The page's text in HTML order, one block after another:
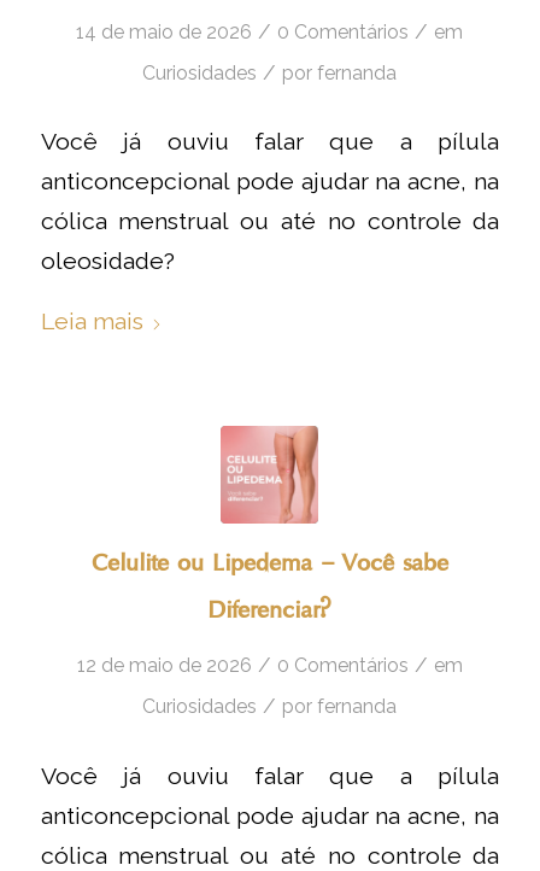
14 de maio de 2026 / 0 Comentários / em
Curiosidades / porfernanda
Você já ouviu falar que a pílula
anticoncepcional pode ajudar na acne, na
cólica menstrual ou até no controle da
oleosidade?
Leia mais
Celulite ou Lipedema – Você sabe
Diferenciar?
12 de maio de 2026 / 0 Comentários / em
Curiosidades / porfernanda
Você já ouviu falar que a pílula
anticoncepcional pode ajudar na acne, na
cólica menstrual ou até no controle da